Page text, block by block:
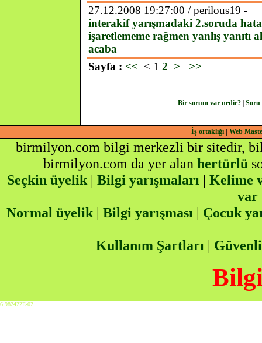
27.12.2008 19:27:00 / perilous19 -
interakif yarışmadaki 2.soruda
işaretlememe rağmen yanlış yanıtı
acaba
Sayfa : << < 1 2 > >>
Bir sorum var nedir?| Soru
İş ortaklığı| Web
birmilyon.com bilgi merkezli bir sitedir,
birmilyon.com da yer alan hertürlü
Seçkin üyelik| Bilgi yarışmaları | Kelime
var
Normal üyelik | Bilgi yarışması | Çocuk
Kullanım Şartları |
Bilgi
6,982422E-02